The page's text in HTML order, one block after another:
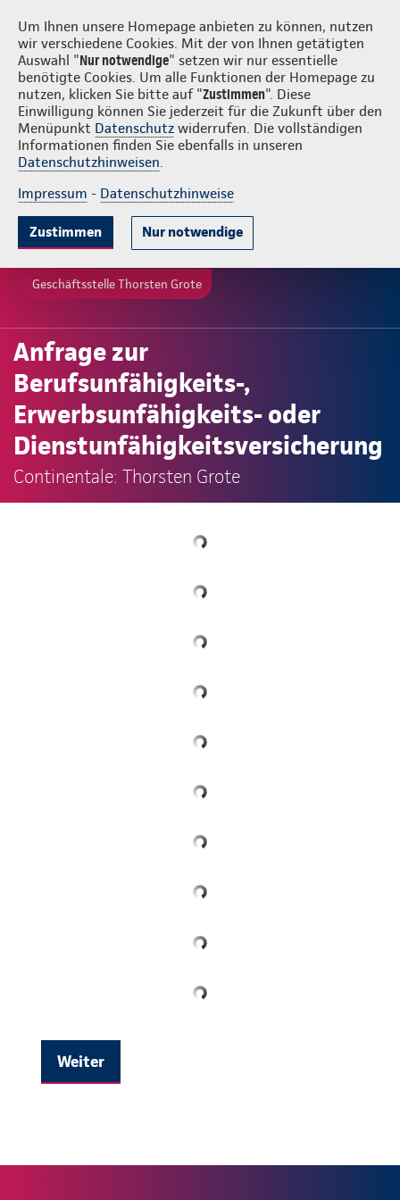
Um Ihnen unsere Homepage anbieten zu können, nutzen
wir verschiedene Cookies. Mit der von Ihnen getätigten
Auswahl "Nur notwendige" setzen wir nur essentielle
benötigte Cookies. Um alle Funktionen der Homepage zu
nutzen, klicken Sie bitte auf "Zustimmen". Diese
Einwilligung können Sie jederzeit für die Zukunft über den
Menüpunkt Datenschutz widerrufen. Die vollständigen
Informationen finden Sie ebenfalls in unseren
Datenschutzhinweisen.
Impressum - Datenschutzhinweise
Zustimmen Nur notwendige
Thorsten Grote Login
Geschäftsstelle Thorsten Grote
Anfrage zur
Berufsunfähigkeits-,
Erwerbsunfähigkeits- oder
Dienstunfähigkeitsversicherung
Continentale: Thorsten Grote
Weiter